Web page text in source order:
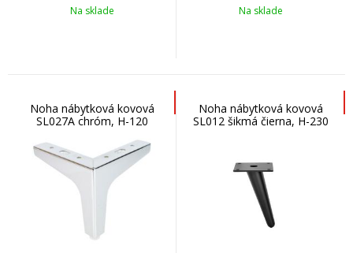
Na sklade
Na sklade
Noha nábytková kovová
SL027A chróm, H-120
Noha nábytková kovová
SL012 šikmá čierna, H-230